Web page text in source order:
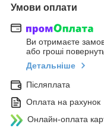
Умови оплати
Ви отримаєте
або гроші
Детальніше
Післяплата
Оплата на рахунок
Онлайн-оплата